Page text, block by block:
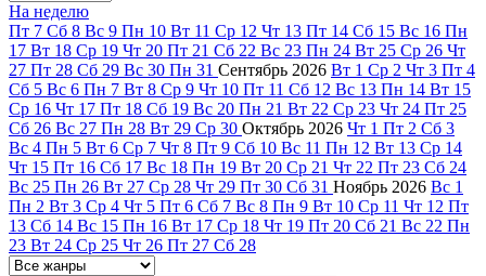
На неделю
Пт 7 Сб 8 Вс 9 Пн 10 Вт 11 Ср 12 Чт 13 Пт 14 Сб 15 Вс 16 Пн
17 Вт 18 Ср 19 Чт 20 Пт 21 Сб 22 Вс 23 Пн 24 Вт 25 Ср 26 Чт
27 Пт 28 Сб 29 Вс 30 Пн 31 Сентябрь 2026 Вт 1 Ср 2 Чт 3 Пт 4
Сб 5 Вс 6 Пн 7 Вт 8 Ср 9 Чт 10 Пт 11 Сб 12 Вс 13 Пн 14 Вт 15
Ср 16 Чт 17 Пт 18 Сб 19 Вс 20 Пн 21 Вт 22 Ср 23 Чт 24 Пт 25
Сб 26 Вс 27 Пн 28 Вт 29 Ср 30 Октябрь 2026 Чт 1 Пт 2 Сб 3
Вс 4 Пн 5 Вт 6 Ср 7 Чт 8 Пт 9 Сб 10 Вс 11 Пн 12 Вт 13 Ср 14
Чт 15 Пт 16 Сб 17 Вс 18 Пн 19 Вт 20 Ср 21 Чт 22 Пт 23 Сб 24
Вс 25 Пн 26 Вт 27 Ср 28 Чт 29 Пт 30 Сб 31 Ноябрь 2026 Вс 1
Пн 2 Вт 3 Ср 4 Чт 5 Пт 6 Сб 7 Вс 8 Пн 9 Вт 10 Ср 11 Чт 12 Пт
13 Сб 14 Вс 15 Пн 16 Вт 17 Ср 18 Чт 19 Пт 20 Сб 21 Вс 22 Пн
23 Вт 24 Ср 25 Чт 26 Пт 27 Сб 28